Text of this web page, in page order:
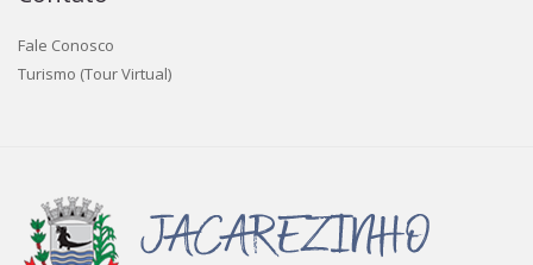
Fale Conosco
Turismo (Tour Virtual)